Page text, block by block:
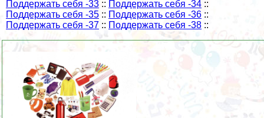
Поддержать себя -33 :: Поддержать себя -34 ::
Поддержать себя -35 :: Поддержать себя -36 ::
Поддержать себя -37 :: Поддержать себя -38 ::